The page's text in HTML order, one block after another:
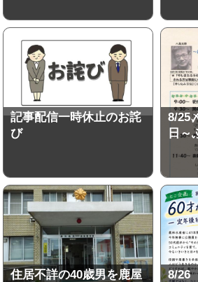
記事配信一時休止のお詫
び
8/25
日～
住居不詳の40歳男を鹿屋
8/26